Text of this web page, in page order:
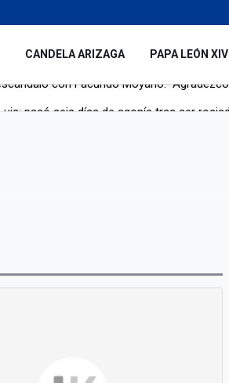
CANDELA ARIZAGA PAPA LEÓN XIV